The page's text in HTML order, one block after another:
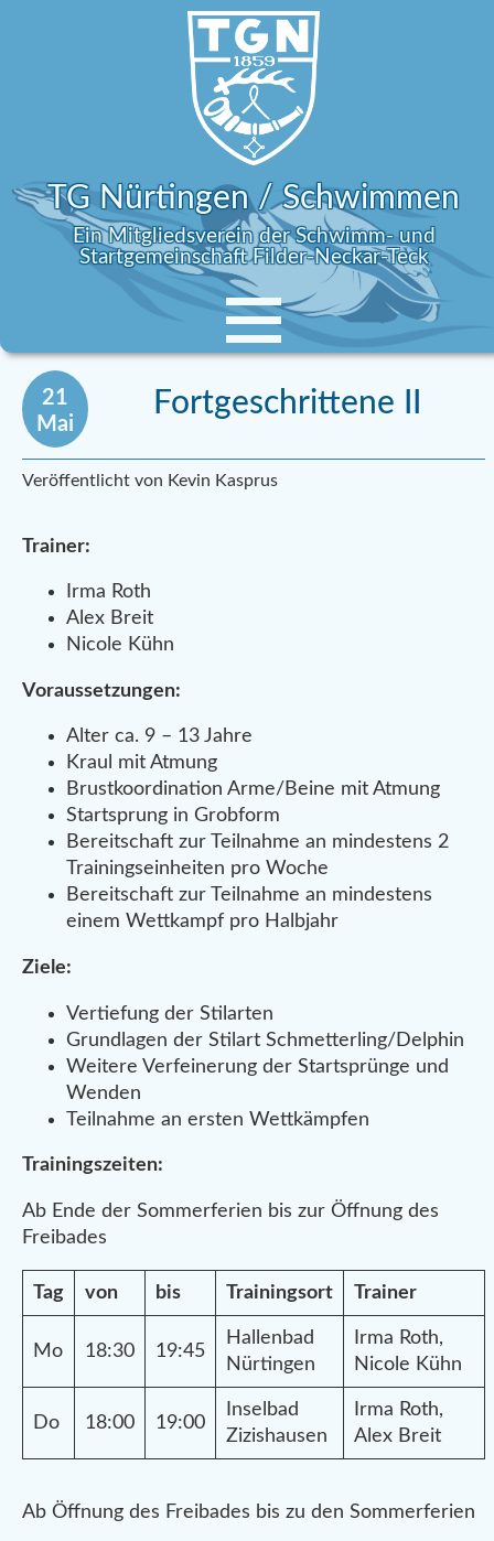
TG Nürtingen / Schwimmen
Ein Mitgliedsverein der Schwimm- und
Startgemeinschaft Filder-Neckar-Teck
21
Mai
Fortgeschrittene II
Veröffentlicht von Kevin Kasprus
Trainer:
Irma Roth
Alex Breit
Nicole Kühn
Voraussetzungen:
Alter ca. 9 – 13 Jahre
Kraul mit Atmung
Brustkoordination Arme/Beine mit Atmung
Startsprung in Grobform
Bereitschaft zur Teilnahme an mindestens 2
Trainingseinheiten pro Woche
Bereitschaft zur Teilnahme an mindestens
einem Wettkampf pro Halbjahr
Ziele:
Vertiefung der Stilarten
Grundlagen der Stilart Schmetterling/Delphin
Weitere Verfeinerung der Startsprünge und
Wenden
Teilnahme an ersten Wettkämpfen
Trainingszeiten:
Ab Ende der Sommerferien bis zur Öffnung des
Freibades
Tag von bis Trainingsort Trainer
Mo 18:30 19:45
Hallenbad
Nürtingen
Irma Roth,
Nicole Kühn
Do 18:00 19:00
Inselbad
Zizishausen
Irma Roth,
Alex Breit
Ab Öffnung des Freibades bis zu den Sommerferien